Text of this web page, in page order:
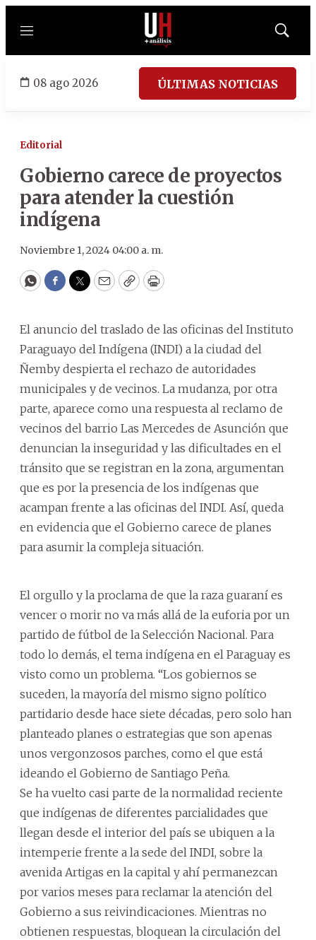
Menú
Mostrar
08 ago 2026 ÚLTIMAS NOTICIAS
Editorial
Gobierno carece de proyectos
para atender la cuestión
indígena
Noviembre 1, 2024 04:00 a. m.
WhatsApp
Facebook
Twitter
EmailCopyPrint
El anuncio del traslado de las oficinas del Instituto
Paraguayo del Indígena (INDI) a la ciudad del
Ñemby despierta el rechazo de autoridades
municipales y de vecinos. La mudanza, por otra
parte, aparece como una respuesta al reclamo de
vecinos del barrio Las Mercedes de Asunción que
denuncian la inseguridad y las dificultades en el
tránsito que se registran en la zona, argumentan
que es por la presencia de los indígenas que
acampan frente a las oficinas del INDI. Así, queda
en evidencia que el Gobierno carece de planes
para asumir la compleja situación.
El orgullo y la proclama de que la raza guaraní es
vencer o morir no va más allá de la euforia por un
partido de fútbol de la Selección Nacional. Para
todo lo demás, el tema indígena en el Paraguay es
visto como un problema. “Los gobiernos se
suceden, la mayoría del mismo signo político
partidario desde hace siete décadas, pero solo han
planteado planes o estrategias que son apenas
unos vergonzosos parches, como el que está
ideando el Gobierno de Santiago Peña.
Se ha vuelto casi parte de la normalidad reciente
que indígenas de diferentes parcialidades que
llegan desde el interior del país se ubiquen a la
intemperie frente a la sede del INDI, sobre la
avenida Artigas en la capital y ahí permanezcan
por varios meses para reclamar la atención del
Gobierno a sus reivindicaciones. Mientras no
obtienen respuestas, bloquean la circulación del